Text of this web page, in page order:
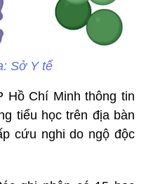
Sở Y tế
Hồ Chí Minh thông tin
tiểu học trên địa bàn
cứu nghi do ngộ độc